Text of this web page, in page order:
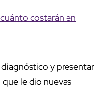
costarán en
y presentar
le dio nuevas